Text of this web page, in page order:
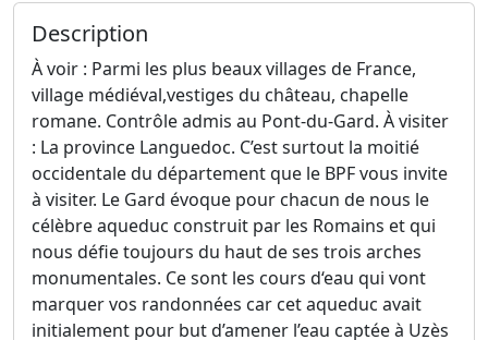
Description
À voir : Parmi les plus beaux villages de France,
village médiéval,vestiges du château, chapelle
romane. Contrôle admis au Pont-du-Gard. À visiter
: La province Languedoc. C’est surtout la moitié
occidentale du département que le BPF vous invite
à visiter. Le Gard évoque pour chacun de nous le
célèbre aqueduc construit par les Romains et qui
nous défie toujours du haut de ses trois arches
monumentales. Ce sont les cours d‘eau qui vont
marquer vos randonnées car cet aqueduc avait
initialement pour but d’amener l’eau captée à Uzès